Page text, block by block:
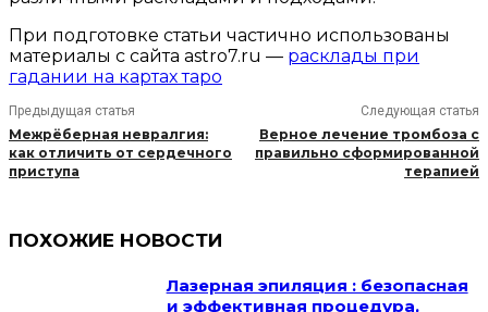
При подготовке статьи частично использованы
материалы с сайта astro7.ru — расклады при
гадании на картах таро
Предыдущая статья
Межрёберная невралгия:
как отличить от сердечного
приступа
Следующая статья
Верное лечение тромбоза с
правильно сформированной
терапией
ПОХОЖИЕ НОВОСТИ
Лазерная эпиляция : безопасная
и эффективная процедура,